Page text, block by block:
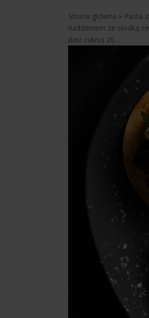
Strona główna » Pasta
nadzieniem ze słodką
(bez cukru) 20...